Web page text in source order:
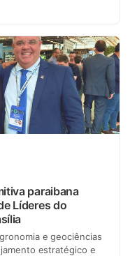
paraibana
Líderes do
e geociências
estratégico e